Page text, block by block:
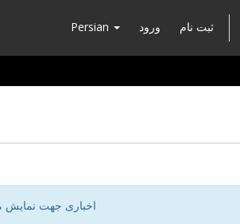
Persian ورود ثبت نام
اخباری جهت نمایش